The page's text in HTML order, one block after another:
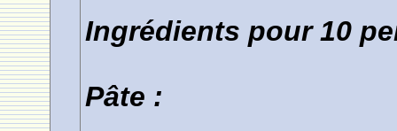
Ingrédients pour 10
Pâte :